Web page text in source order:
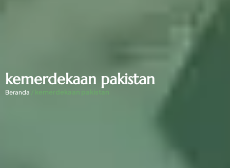
kemerdekaan pakistan
Beranda / kemerdekaan pakistan